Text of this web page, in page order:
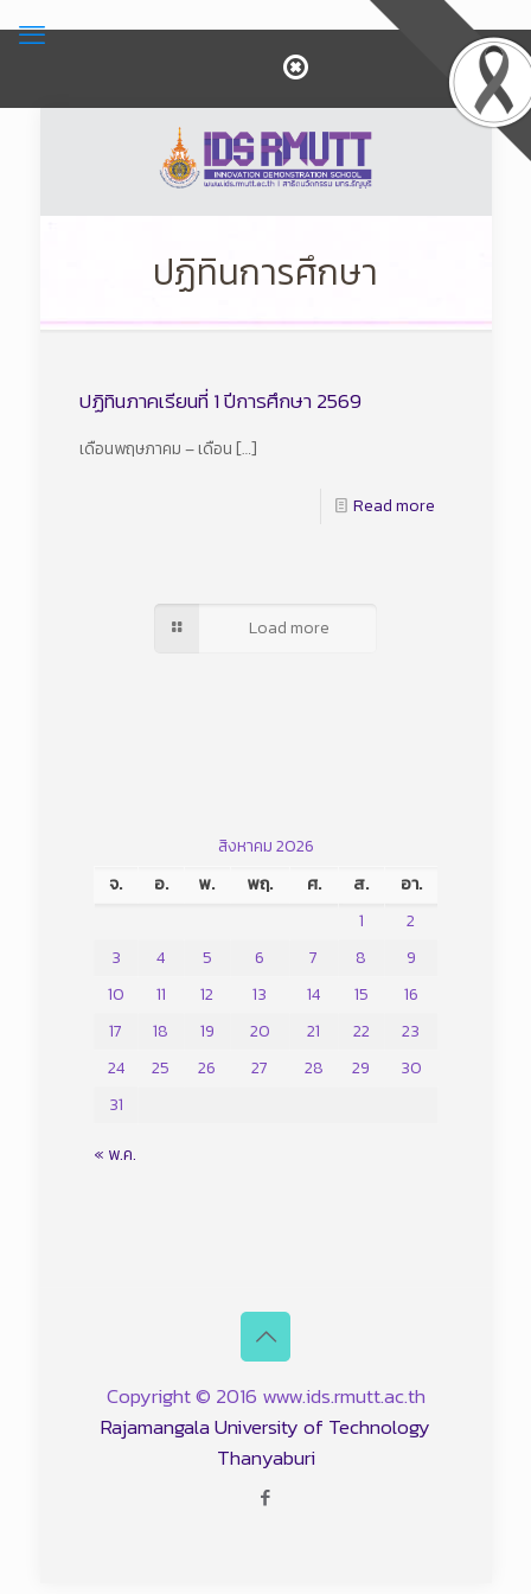
ปฏิทินการศึกษา
ปฏิทินภาคเรียนที่ 1 ปีการศึกษา 2569
เดือนพฤษภาคม – เดือน[…]
Read more
Load more
สิงหาคม 2026
จ.
อ. พ. พฤ. ศ. ส.
อา.
1
2
3
4 5 6 7 8
9
10
11 12 13 14 15
16
17
18 19 20 21 22
23
24
25 26 27 28 29
30
31
« พ.ค.
Copyright © 2016 www.ids.rmutt.ac.th
Rajamangala University of Technology
Thanyaburi